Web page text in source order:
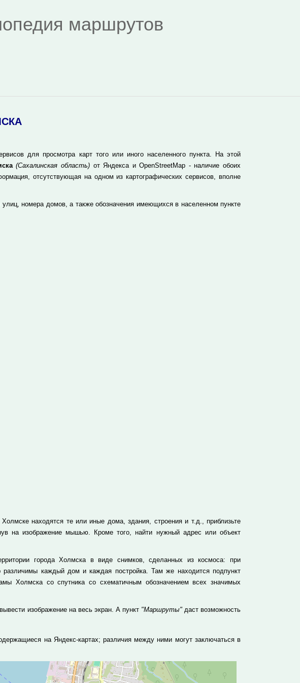
маршрутов
для просмотра карт того или иного населенного пункта. На этой
(Сахалинская область) от Яндекса и OpenStreetMap - наличие обоих
отсутствующая на одном из картографических сервисов, вполне
номера домов, а также обозначения имеющихся в населенном пункте
находятся те или иные дома, здания, строения и т.д., приблизьте
на изображение мышью. Кроме того, найти нужный адрес или объект
города Холмска в виде снимков, сделанных из космоса: при
каждый дом и каждая постройка. Там же находится подпункт
Холмска со спутника со схематичным обозначением всех значимых
изображение на весь экран. А пункт "Маршруты"даст возможность
на Яндекс-картах; различия между ними могут заключаться в